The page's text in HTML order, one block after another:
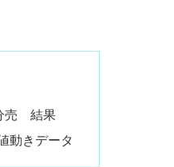
売 結果
動きデータ